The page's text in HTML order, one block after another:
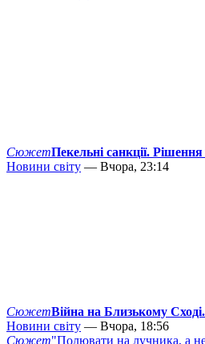
СюжетПекельні санкції.
Новини світу — Вчора, 23:14
СюжетВійна на Близькому
Новини світу — Вчора, 18:56
Сюжет"Полювати на лучника, а не